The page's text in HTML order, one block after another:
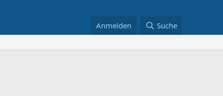
Anmelden Suche